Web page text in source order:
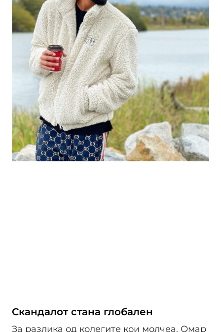
Скандалот стана глобален
За разлика од колегите кои молчеа, Омар